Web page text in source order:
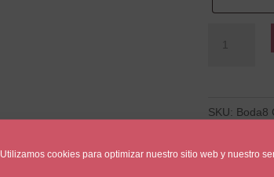
Utilizamos cookies para optimizar nuestro sitio web y nuestro
nombres
LLAVERO
SKU: Boda8